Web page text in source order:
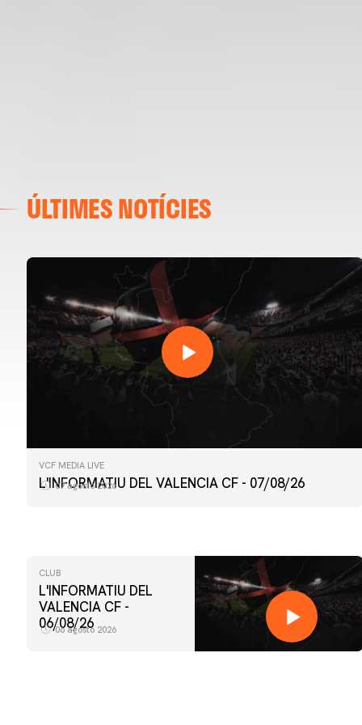
ÚLTIMES NOTÍCIES
VCF MEDIA LIVE
L'INFORMATIU DEL VALENCIA CF - 07/08/26
07 agosto 2026
CLUB
L'INFORMATIU DEL
VALENCIA CF -
06/08/26
06 agosto 2026